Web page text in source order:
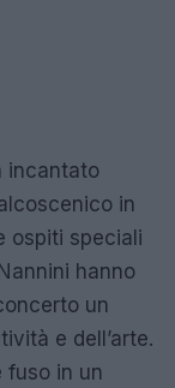
incantato
in
ospiti speciali
hanno
un
e dell’arte.
fuso in un